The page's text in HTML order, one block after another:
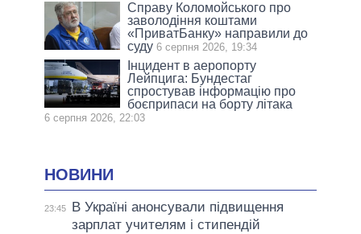
Справу Коломойського про
заволодіння коштами
«ПриватБанку» направили до
суду 6 серпня 2026, 19:34
Інцидент в аеропорту
Лейпцига: Бундестаг
спростував інформацію про
боєприпаси на борту літака
6 серпня 2026, 22:03
НОВИНИ
23:45
В Україні анонсували підвищення
зарплат учителям і стипендій